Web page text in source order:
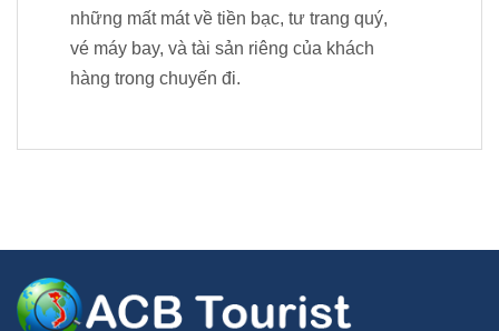
những mất mát về tiền bạc, tư trang quý,
vé máy bay, và tài sản riêng của khách
hàng trong chuyến đi.